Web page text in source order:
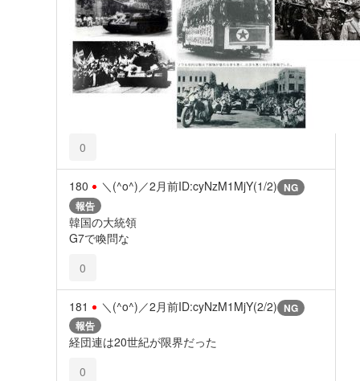
0
180 ＼(^o^)／2月前ID:cyNzM1MjY(1/2) NG
報告
韓国の大統領
G7で喚問な
0
181 ＼(^o^)／2月前ID:cyNzM1MjY(2/2) NG
報告
経団連は20世紀が限界だった
0